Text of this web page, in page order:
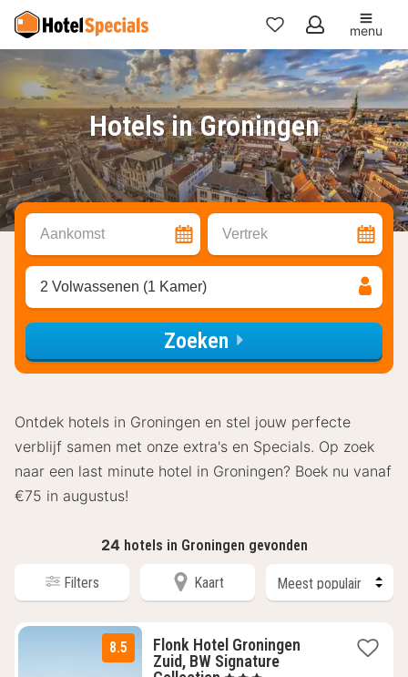
Mijn
favorieten
menu
Hotels in Groningen
Aankomst Vertrek
2 Volwassenen (1 Kamer)
Zoeken
Ontdek hotels in Groningen en stel jouw perfecte
verblijf samen met onze extra's en Specials. Op zoek
naar een last minute hotel in Groningen? Boek nu vanaf
€75 in augustus!
24 hotels in Groningen gevonden
Filters Kaart
8.5
Flonk Hotel Groningen
Zuid, BW Signature